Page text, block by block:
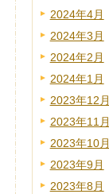
2024年4月
2024年3月
2024年2月
2024年1月
2023年12月
2023年11月
2023年10月
2023年9月
2023年8月